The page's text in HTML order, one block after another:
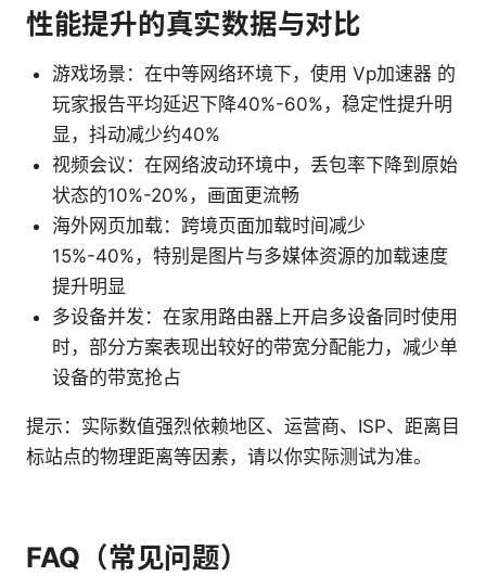
性能提升的真实数据与对比
游戏场景：在中等网络环境下，使用 Vp加速器 的
玩家报告平均延迟下降40%-60%，稳定性提升明
显，抖动减少约40%
视频会议：在网络波动环境中，丢包率下降到原始
状态的10%-20%，画面更流畅
海外网页加载：跨境页面加载时间减少
15%-40%，特别是图片与多媒体资源的加载速度
提升明显
多设备并发：在家用路由器上开启多设备同时使用
时，部分方案表现出较好的带宽分配能力，减少单
设备的带宽抢占
提示：实际数值强烈依赖地区、运营商、ISP、距离目
标站点的物理距离等因素，请以你实际测试为准。
FAQ（常见问题）